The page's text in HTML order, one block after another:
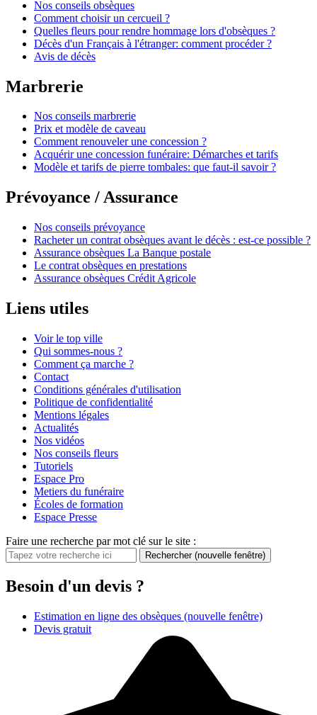
Nos conseils obsèques
Comment choisir un cercueil ?
Quelles fleurs pour rendre hommage lors d'obsèques ?
Décès d'un Français à l'étranger: comment procéder ?
Avis de décès
Marbrerie
Nos conseils marbrerie
Prix et modèle de caveau
Comment renouveler une concession ?
Acquérir une concession funéraire: Démarches et tarifs
Modèle et tarifs de pierre tombales: que faut-il savoir ?
Prévoyance / Assurance
Nos conseils prévoyance
Racheter un contrat obsèques avant le décès : est-ce possible ?
Assurance obsèques La Banque postale
Le contrat obsèques en prestations
Assurance obsèques Crédit Agricole
Liens utiles
Voir le top ville
Qui sommes-nous ?
Comment ça marche ?
Contact
Conditions générales d'utilisation
Politique de confidentialité
Mentions légales
Actualités
Nos vidéos
Nos conseils fleurs
Tutoriels
Espace Pro
Metiers du funéraire
Écoles de formation
Espace Presse
Faire une recherche par mot clé sur le site :
Rechercher (nouvelle fenêtre)
Besoin d'un devis ?
Estimation en ligne des obsèques (nouvelle fenêtre)
Devis gratuit